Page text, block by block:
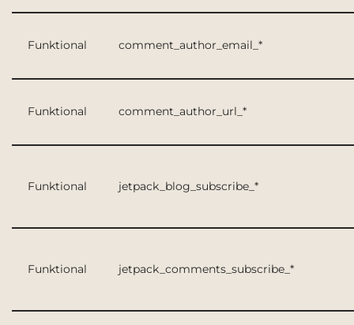
Funktional comment_author_email_*
Funktional comment_author_url_*
Funktional jetpack_blog_subscribe_*
Funktional jetpack_comments_subscribe_*